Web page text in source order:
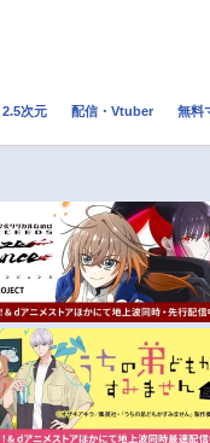
トレンド
秋アニメ
冬アニメ
2.5次元 配信・Vtuber 無料